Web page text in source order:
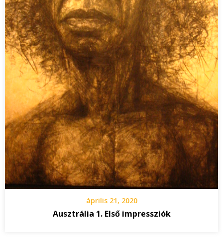
április 21, 2020
Ausztrália 1. Első impressziók